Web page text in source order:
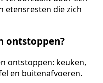
etensresten die zich
ontstoppen?
ontstoppen: keuken,
en buitenafvoeren.